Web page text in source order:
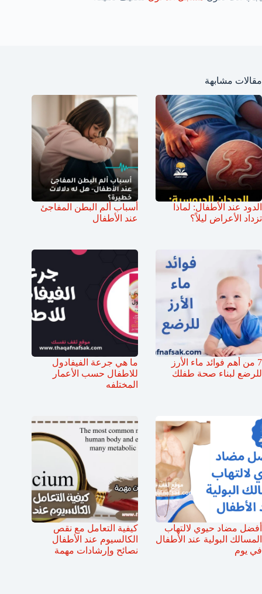
مقالات مشابهة
الدود عند الأطفال: لماذا
تزداد الأعراض ليلاً؟
أسباب ألم البطن المفاجئ
عند الأطفال
7 من أهم فوائد ماء الأرز
للرضع لبناء صحة طفلك
ما هي جرعة الفيفادول
للاطفال حسب الأعمار
المختلفه
أفضل مضاد حيوي لالتهاب
المسالك البولية عند الأطفال
في يوم
كيفية التعامل مع نقص
الكالسيوم عند الأطفال
نصائح وإرشادات مهمة